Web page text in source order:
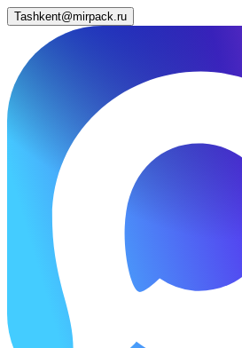
Tashkent@mirpack.ru